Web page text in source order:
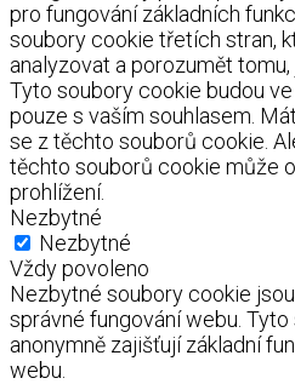
pro fungování základních
soubory cookie třetích stran,
analyzovat a porozumět
Tyto soubory cookie budou
pouze s vaším souhlasem.
se z těchto souborů cookie.
těchto souborů cookie může
prohlížení.
Nezbytné
Nezbytné
Vždy povoleno
Nezbytné soubory cookie
správné fungování webu.
anonymně zajišťují základní
webu.